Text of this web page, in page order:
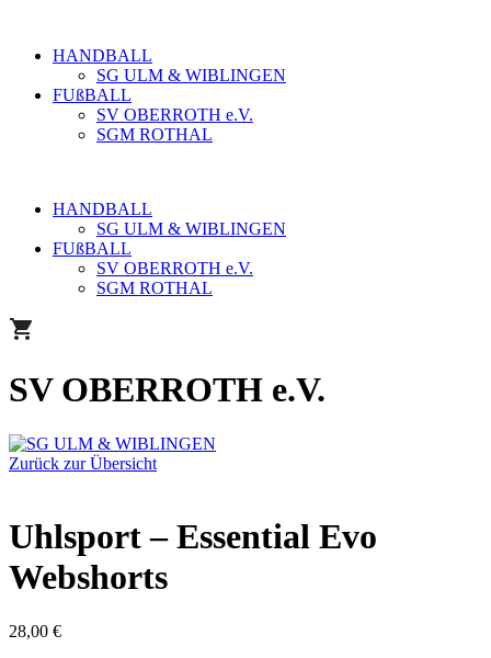
HANDBALL
SG ULM & WIBLINGEN
FUßBALL
SV OBERROTH e.V.
SGM ROTHAL
HANDBALL
SG ULM & WIBLINGEN
FUßBALL
SV OBERROTH e.V.
SGM ROTHAL
SV OBERROTH e.V.
Zurück zur Übersicht
Uhlsport – Essential Evo
Webshorts
28,00 €